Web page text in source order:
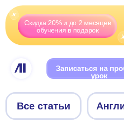
Скидка 20% и до 2 месяцев
обучения в подарок
Все статьи Английский